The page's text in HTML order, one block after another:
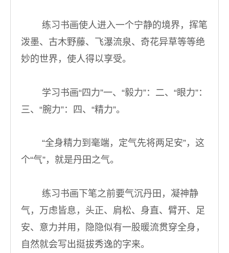
练习书画使人进入一个宁静的境界，挥笔
泼墨、古木野藤、飞瀑流泉、奇花异草等等绝
妙的世界，使人得以享受。
学习书画“四力”一、“毅力”：二、“眼力”：
三、“腕力”：四、“精力”。
“全身精力到毫端，定气先将两足安”，这
个“气”，就是丹田之气。
练习书画下笔之前要气沉丹田，凝神静
气，万虑皆息，头正、肩松、身直、臂开、足
安、意力并用，隐隐似有一股暖流贯穿全身，
自然就会写出挺拔秀逸的字来。